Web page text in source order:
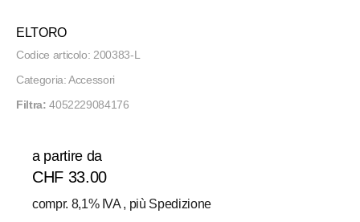
ELTORO
Codice articolo: 200383-L
Categoria:Accessori
Filtra: 4052229084176
a partire da
CHF 33.00
compr. 8,1% IVA , più Spedizione